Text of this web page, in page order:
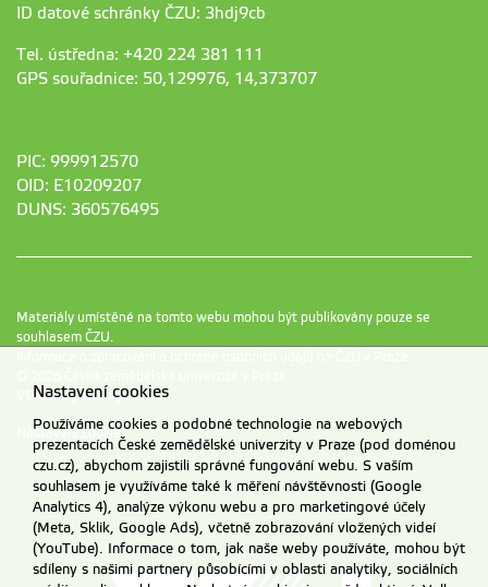
ID datové schránky ČZU: 3hdj9cb
Tel. ústředna: +420 224 381 111
GPS souřadnice: 50,129976, 14,373707
PIC: 999912570
OID: E10209207
DUNS: 360576495
Materiály umístěné na tomto webu mohou být publikovány pouze se
souhlasem ČZU.
Všechna práva vyhrazena
Nastavení cookies
Nastavení cookies
Používáme cookies a podobné technologie na webových
prezentacích České zemědělské univerzity v Praze (pod doménou
czu.cz), abychom zajistili správné fungování webu. S vaším
souhlasem je využíváme také k měření návštěvnosti (Google
Analytics 4), analýze výkonu webu a pro marketingové účely
(Meta, Sklik, Google Ads), včetně zobrazování vložených videí
(YouTube). Informace o tom, jak naše weby používáte, mohou být
sdíleny s našimi partnery působícími v oblasti analytiky, sociálních